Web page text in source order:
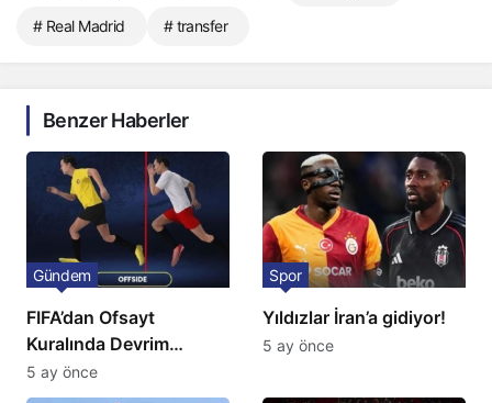
# Real Madrid # transfer
Benzer Haberler
FIFA’dan Ofsayt
Kuralında Devrim
Niteliğinde Onay
Gündem
5 ay önce
Yıldızlar İran’a gidiyor!
Spor
5 ay önce